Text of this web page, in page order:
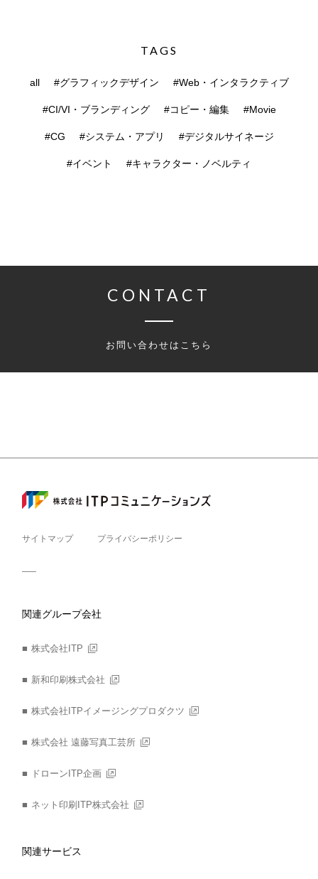
TAGS
all #グラフィックデザイン #Web・インタラクティブ
#CI/VI・ブランディング #コピー・編集 #Movie
#CG #システム・アプリ #デジタルサイネージ
#イベント #キャラクター・ノベルティ
CONTACT
お問い合わせはこちら
サイトマップ プライバシーポリシー
関連グループ会社
株式会社ITP
新和印刷株式会社
株式会社ITPイメージングプロダクツ
株式会社 遠藤写真工芸所
ドローンITP企画
ネット印刷ITP株式会社
関連サービス